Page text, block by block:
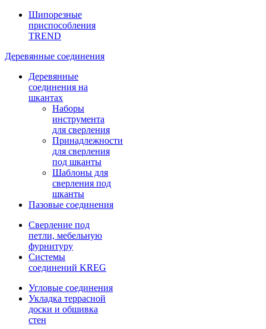
Шипорезные
приспособления
TREND
Деревянные соединения
Деревянные
соединения на
шкантах
Наборы
инструмента
для сверления
Принадлежности
для сверления
под шканты
Шаблоны для
сверления под
шканты
Пазовые соединения
Сверление под
петли, мебельную
фурнитуру
Системы
соединений KREG
Угловые соединения
Укладка террасной
доски и обшивка
стен